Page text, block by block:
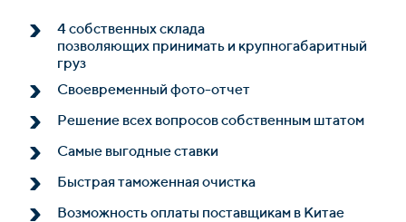
4 собственных склада
позволяющих принимать и крупногабаритный
груз
Своевременный фото-отчет
Решение всех вопросов собственным штатом
Самые выгодные ставки
Быстрая таможенная очистка
Возможность оплаты поставщикам в Китае